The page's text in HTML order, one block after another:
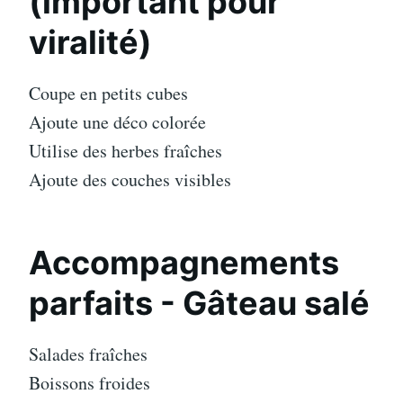
viralité)
Coupe en petits cubes
Ajoute une déco colorée
Utilise des herbes fraîches
Ajoute des couches visibles
Accompagnements
parfaits - Gâteau salé
Salades fraîches
Boissons froides